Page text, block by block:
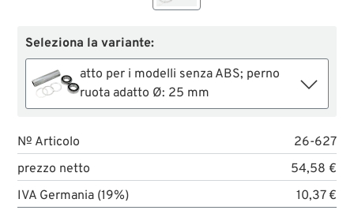
Seleziona la variante:
atto per i modelli senza ABS; perno
ruota adatto Ø: 25 mm
№ Articolo
26-627
prezzo netto
54,58 €
IVA Germania (19%)
10,37 €